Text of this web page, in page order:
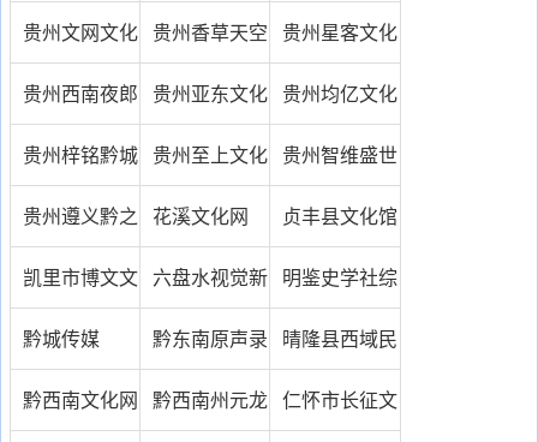
司 公司
传播有限公司 传媒有限公司 信息网
贵州文网文化
产业有限公司
贵州香草天空
文化传播有限
公司
贵州星客文化
传播有限公司
贵州西南夜郎
文化发展有限
公司
贵州亚东文化
传媒有限责任
公司
贵州均亿文化
传媒有限公司
贵州梓铭黔城
文化传媒有限
公司
贵州至上文化
传播有限公司
贵州智维盛世
文化传媒发展
有限公司
贵州遵义黔之
播文化传媒有
限公司
花溪文化网 贞丰县文化馆
凯里市博文文
化用品有限公
司
六盘水视觉新
野文化传播有
限公司
明鉴史学社综
合网
黔城传媒 黔东南原声录
音棚
晴隆县西域民
族影视艺术文
黔西南文化网 黔西南州元龙 仁怀市长征文